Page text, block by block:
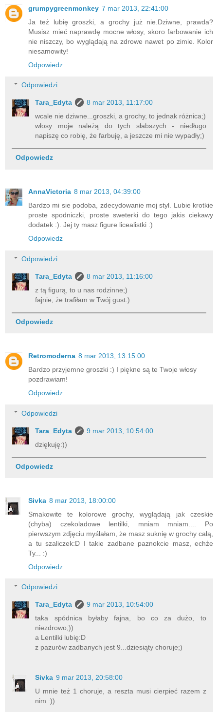
grumpygreenmonkey 7 mar 2013, 22:41:00
Ja też lubię groszki, a grochy już nie.Dziwne, prawda?
Musisz mieć naprawdę mocne włosy, skoro farbowanie ich
nie niszczy, bo wyglądają na zdrowe nawet po zimie. Kolor
niesamowity!
Odpowiedz
Odpowiedzi
Tara_Edyta
8 mar 2013, 11:17:00
wcale nie dziwne...groszki, a grochy, to jednak różnica;)
włosy moje należą do tych słabszych - niedługo
napiszę co robię, że farbuję, a jeszcze mi nie wypadły;)
Odpowiedz
AnnaVictoria 8 mar 2013, 04:39:00
Bardzo mi sie podoba, zdecydowanie moj styl. Lubie krotkie
proste spodniczki, proste sweterki do tego jakis ciekawy
dodatek :). Jej ty masz figure licealistki :)
Odpowiedz
Odpowiedzi
Tara_Edyta
8 mar 2013, 11:16:00
z tą figurą, to u nas rodzinne;)
fajnie, że trafiłam w Twój gust:)
Odpowiedz
Retromoderna 8 mar 2013, 13:15:00
Bardzo przyjemne groszki :) I piękne są te Twoje włosy
pozdrawiam!
Odpowiedz
Odpowiedzi
Tara_Edyta
9 mar 2013, 10:54:00
dziękuję:))
Odpowiedz
Sivka 8 mar 2013, 18:00:00
Smakowite te kolorowe grochy, wyglądają jak czeskie
(chyba) czekoladowe lentilki, mniam mniam.... Po
pierwszym zdjęciu myślałam, że masz suknię w grochy całą,
a tu szaliczek:D I takie zadbane paznokcie masz, echże
Ty... :)
Odpowiedz
Odpowiedzi
Tara_Edyta
9 mar 2013, 10:54:00
taka spódnica byłaby fajna, bo co za dużo, to
niezdrowo;))
a Lentilki lubię:D
z pazurów zadbanych jest 9...dziesiąty choruje;)
Sivka 9 mar 2013, 20:58:00
U mnie też 1 choruje, a reszta musi cierpieć razem z
nim :))